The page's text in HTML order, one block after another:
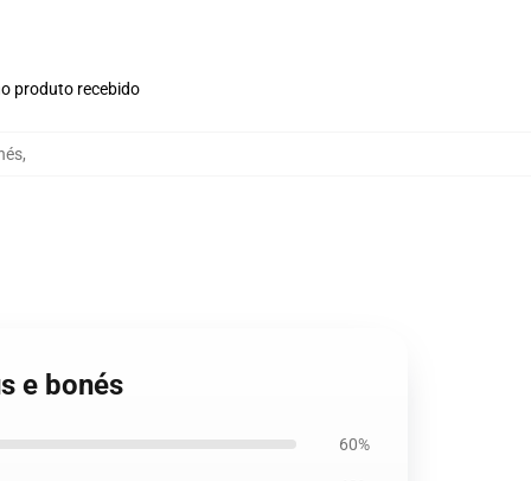
produto recebido
,
e bonés
60%